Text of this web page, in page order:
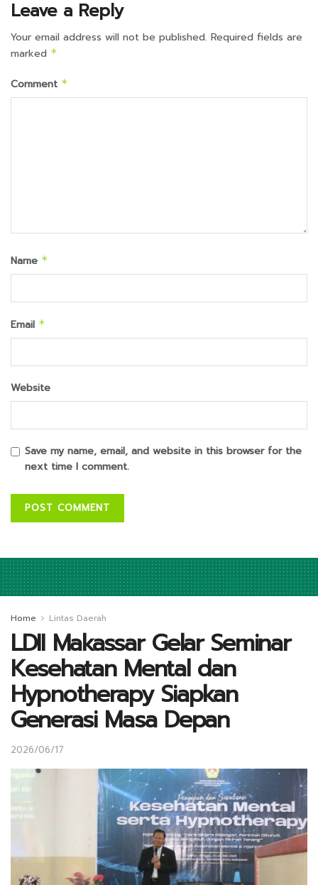
Leave a Reply
Your email address will not be published. Required fields are
marked *
Comment *
Name *
Email *
Website
Save my name, email, and website in this browser for the
next time I comment.
Home Lintas Daerah
LDII Makassar Gelar Seminar
Kesehatan Mental dan
Hypnotherapy Siapkan
Generasi Masa Depan
2026/06/17